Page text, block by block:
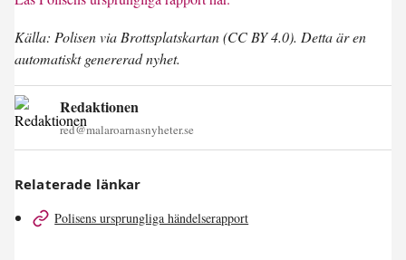
Källa: Polisen via Brottsplatskartan (CC BY 4.0). Detta är en
automatiskt genererad nyhet.
Redaktionen
red@malaroarnasnyheter.se
Relaterade länkar
Polisens ursprungliga händelserapport